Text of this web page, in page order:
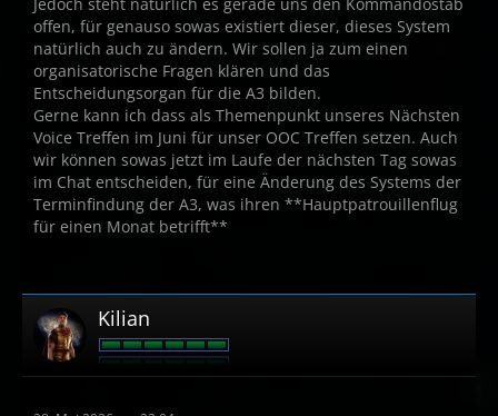
offen, für genauso sowas existiert dieser, dieses System
natürlich auch zu ändern. Wir sollen ja zum einen
organisatorische Fragen klären und das
Entscheidungsorgan für die A3 bilden.
Gerne kann ich dass als Themenpunkt unseres Nächsten
Voice Treffen im Juni für unser OOC Treffen setzen. Auch
wir können sowas jetzt im Laufe der nächsten Tag sowas
im Chat entscheiden, für eine Änderung des Systems der
Terminfindung der A3, was ihren **Hauptpatrouillenflug
für einen Monat betrifft**
Kilian